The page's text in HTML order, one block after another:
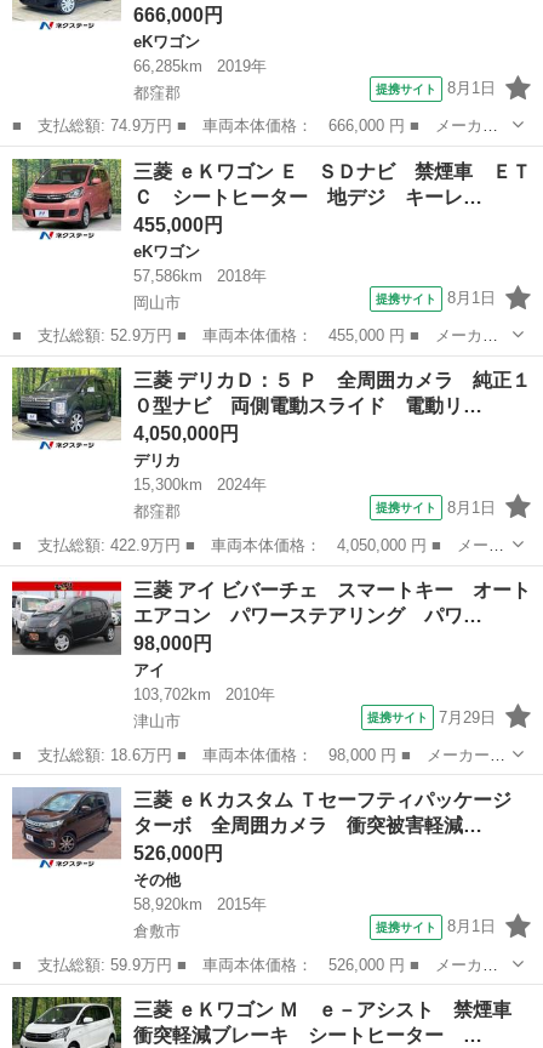
666,000円
eKワゴン
66,285km
2019年
都窪郡
提携サイト 8月1日
■ 支払総額: 74.9万円 ■ 車両本体価格： 666,000 円 ■ メーカー
名： 三菱 ■ 車種名： ｅＫワゴン ■ グレード名： Ｇ 禁煙
車 衝突軽減システム オーディオ シートヒーター オートエアコ
ン アイドリン...
岡山 都窪郡 eKワゴン
三菱 ｅＫワゴン Ｅ ＳＤナビ 禁煙車 ＥＴ
Ｃ シートヒーター 地デジ キーレ…
455,000円
eKワゴン
57,586km
2018年
岡山市
提携サイト 8月1日
■ 支払総額: 52.9万円 ■ 車両本体価格： 455,000 円 ■ メーカー
名： 三菱 ■ 車種名： ｅＫワゴン ■ グレード名： Ｅ ＳＤナ
ビ 禁煙車 ＥＴＣ シートヒーター 地デジ キーレスエントリー
■ 排気量...
岡山 岡山市 eKワゴン
三菱 デリカＤ：５ Ｐ 全周囲カメラ 純正１
０型ナビ 両側電動スライド 電動リ…
4,050,000円
デリカ
15,300km
2024年
都窪郡
提携サイト 8月1日
■ 支払総額: 422.9万円 ■ 車両本体価格： 4,050,000 円 ■ メーカ
ー名： 三菱 ■ 車種名： デリカＤ：５ ■ グレード名： Ｐ 全
周囲カメラ 純正１０型ナビ 両側電動スライド 電動リアゲート
電動ステ...
岡山 都窪郡 デリカ
三菱 アイ ビバーチェ スマートキー オート
エアコン パワーステアリング パワ…
98,000円
アイ
103,702km
2010年
津山市
提携サイト 7月29日
■ 支払総額: 18.6万円 ■ 車両本体価格： 98,000 円 ■ メーカー
名： 三菱 ■ 車種名： アイ ■ グレード名： ビバーチェ スマ
ートキー オートエアコン パワーステアリング パワーウィンド
ウ ワンセグＴＶ...
岡山 津山市 アイ
三菱 ｅＫカスタム Ｔセーフティパッケージ
ターボ 全周囲カメラ 衝突被害軽減…
526,000円
その他
58,920km
2015年
倉敷市
提携サイト 8月1日
■ 支払総額: 59.9万円 ■ 車両本体価格： 526,000 円 ■ メーカー
名： 三菱 ■ 車種名： ｅＫカスタム ■ グレード名： Ｔセーフ
ティパッケージ ターボ 全周囲カメラ 衝突被害軽減システム 禁
煙車 シート...
岡山 倉敷市 その他
三菱 ｅＫワゴン Ｍ ｅ－アシスト 禁煙車
衝突軽減ブレーキ シートヒーター …